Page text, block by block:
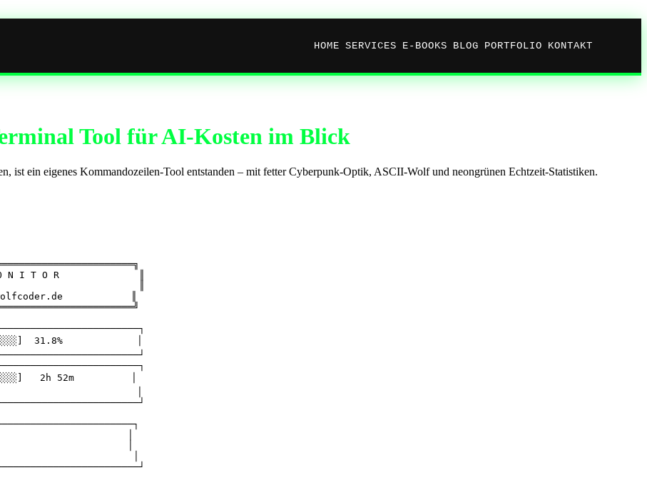
HOME SERVICES E-BOOKS BLOG PORTFOLIO KONTAKT
Tool für AI-Kosten im Blick
ist ein eigenes Kommandozeilen-Tool entstanden – mit fetter Cyberpunk-Optik, ASCII-Wolf und neongrünen Echtzeit-Statistiken.
N I T O R              ║
║
║
31.8%             │
2h 52m          │
│
│
│
│